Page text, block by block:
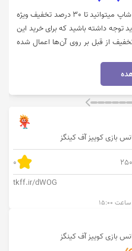
کاربران گرامی با ورود به وبسایت اسنپ شاپ میتوانید تا 30 درصد تخفیف ویژه
توجه داشته باشید که برای خرید این
از قبل بر روی آن‌ها اعمال شده
بازی کوییز آف کینگز
250
0
tkff.ir/dWOG
بازی کوییز آف کینگز